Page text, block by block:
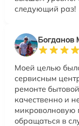
следующий раз!
Богданов
Моей целью
сервисным
ремонте
качественно и
микроволновую
обращаться в